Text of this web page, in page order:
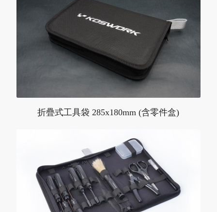
折疊式工具袋 285x180mm (含零件盒)